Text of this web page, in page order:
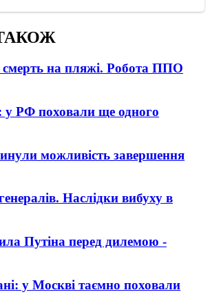
на пляжі. Робота ППО
у РФ поховали ще одного
можливість завершення
Наслідки вибуху в
Путіна перед дилемою -
у Москві таємно поховали